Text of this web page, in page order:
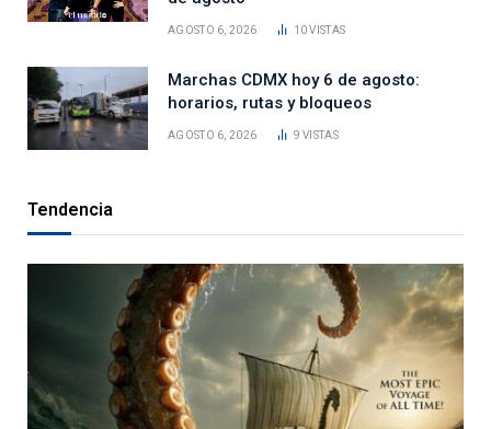
AGOSTO 6, 2026 10VISTAS
Marchas CDMX hoy 6 de agosto:
horarios, rutas y bloqueos
AGOSTO 6, 2026 9VISTAS
Tendencia